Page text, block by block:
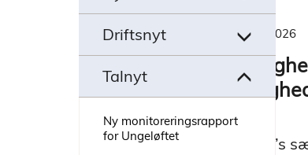
Ny monitoreringsrapport
for Ungeløftet
06.01.2026
STAR’s